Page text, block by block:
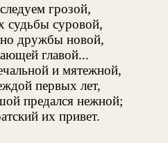
грозой,
судьбы суровой,
дружбы новой,
главой...
и мятежной,
первых лет,
предался нежной;
их привет.